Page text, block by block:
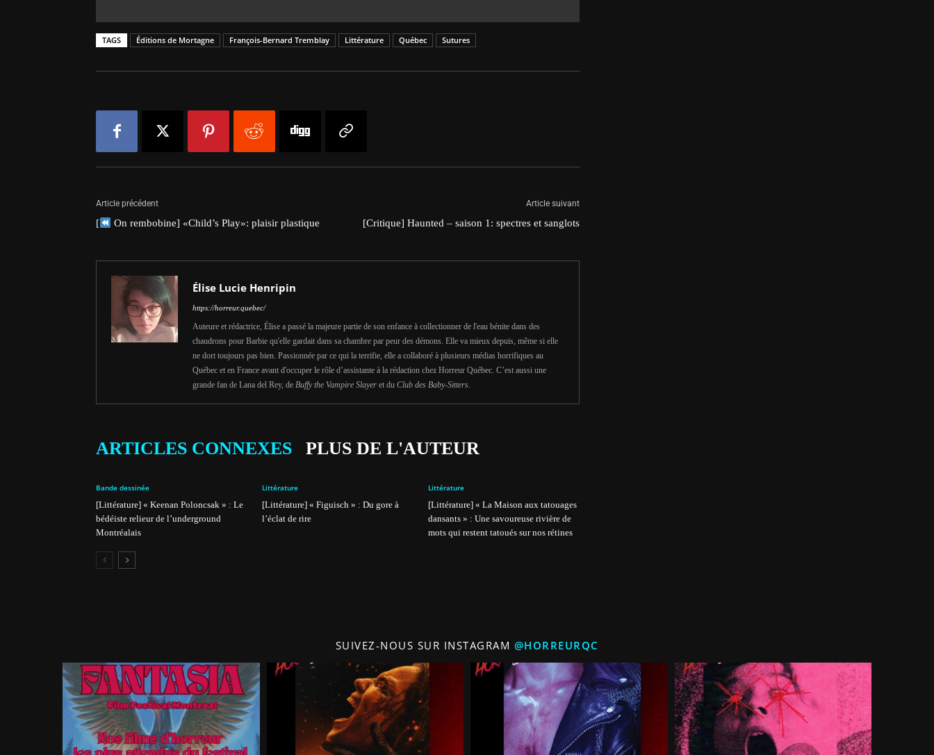
TAGS Éditions de Mortagne François-Bernard Tremblay Littérature Québec Sutures
Article précédent
[ On rembobine] «Child’s Play»: plaisir plastique
Article suivant
[Critique] Haunted – saison 1: spectres et sanglots
Élise Lucie Henripin
https://horreur.quebec/
Auteure et rédactrice, Élise a passé la majeure partie de son enfance à collectionner de l'eau bénite dans des
chaudrons pour Barbie qu'elle gardait dans sa chambre par peur des démons. Elle va mieux depuis, même si elle
ne dort toujours pas bien. Passionnée par ce qui la terrifie, elle a collaboré à plusieurs médias horrifiques au
Québec et en France avant d'occuper le rôle d’assistante à la rédaction chez Horreur Québec. C’est aussi une
grande fan de Lana del Rey, de Buffy the Vampire Slayer et du Club des Baby-Sitters.
ARTICLES CONNEXES PLUS DE L'AUTEUR
Bande dessinée
[Littérature] « Keenan Poloncsak » : Le
bédéiste relieur de l’underground
Montréalais
Littérature
[Littérature] « Figuisch » : Du gore à
l’éclat de rire
Littérature
[Littérature] « La Maison aux tatouages
dansants » : Une savoureuse rivière de
mots qui restent tatoués sur nos rétines
SUIVEZ-NOUS SUR INSTAGRAM @HORREURQC